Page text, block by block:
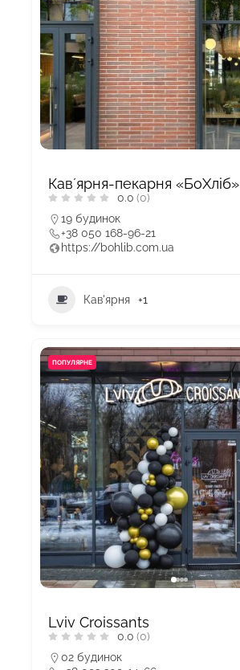
Кавʼярня-пекарня «БоХліб»
0.0 (0)
19 будинок
+38 050 168-96-21
https://bohlib.com.ua
Кав'ярня +1
ПОПУЛЯРНЕ
Lviv Croissants
0.0 (0)
02 будинок